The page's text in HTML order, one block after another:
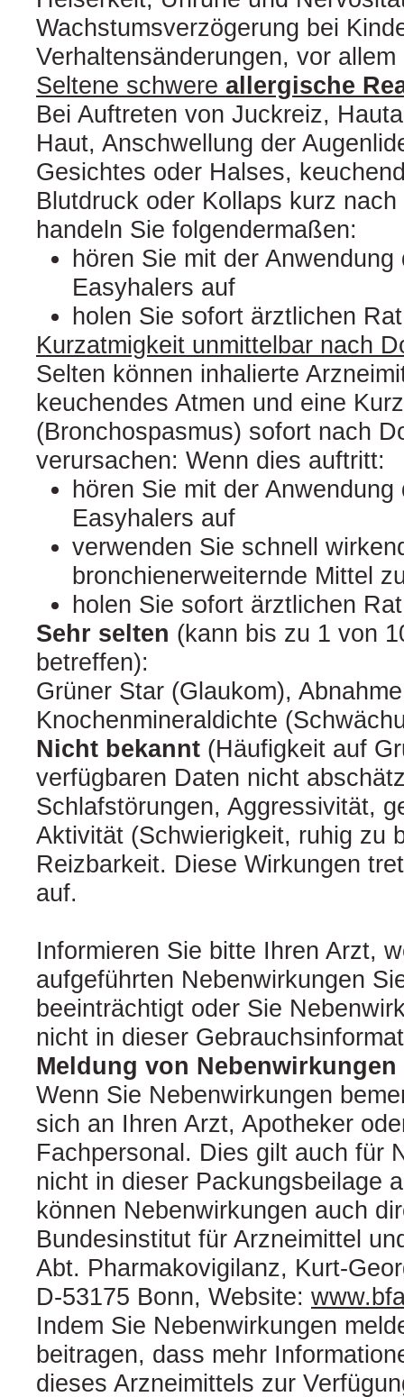
Wachstumsverzögerung bei
Verhaltensänderungen, vor
Seltene schwere allergische
Bei Auftreten von Juckreiz,
Haut, Anschwellung der
Gesichtes oder Halses,
Blutdruck oder Kollaps kurz
handeln Sie folgendermaßen:
hören Sie mit der
Easyhalers auf
holen Sie sofort ärztlichen
Kurzatmigkeit unmittelbar nach
Selten können inhalierte
keuchendes Atmen und eine
(Bronchospasmus) sofort nach
verursachen: Wenn dies auftritt:
hören Sie mit der
Easyhalers auf
verwenden Sie schnell
bronchienerweiternde Mittel
holen Sie sofort ärztlichen
Sehr selten (kann bis zu 1 von
betreffen):
Grüner Star (Glaukom),
Knochenmineraldichte
Nicht bekannt (Häufigkeit auf
verfügbaren Daten nicht
Schlafstörungen, Aggressivität,
Aktivität (Schwierigkeit, ruhig zu
Reizbarkeit. Diese Wirkungen
auf.
Informieren Sie bitte Ihren Arzt,
aufgeführten Nebenwirkungen
beeinträchtigt oder Sie
nicht in dieser
Meldung von Nebenwirkungen
Wenn Sie Nebenwirkungen
sich an Ihren Arzt, Apotheker
Fachpersonal. Dies gilt auch für
nicht in dieser Packungsbeilage
können Nebenwirkungen auch
Bundesinstitut für Arzneimittel
Abt. Pharmakovigilanz, Kurt-
D-53175 Bonn, Website:
Indem Sie Nebenwirkungen
beitragen, dass mehr
dieses Arzneimittels zur